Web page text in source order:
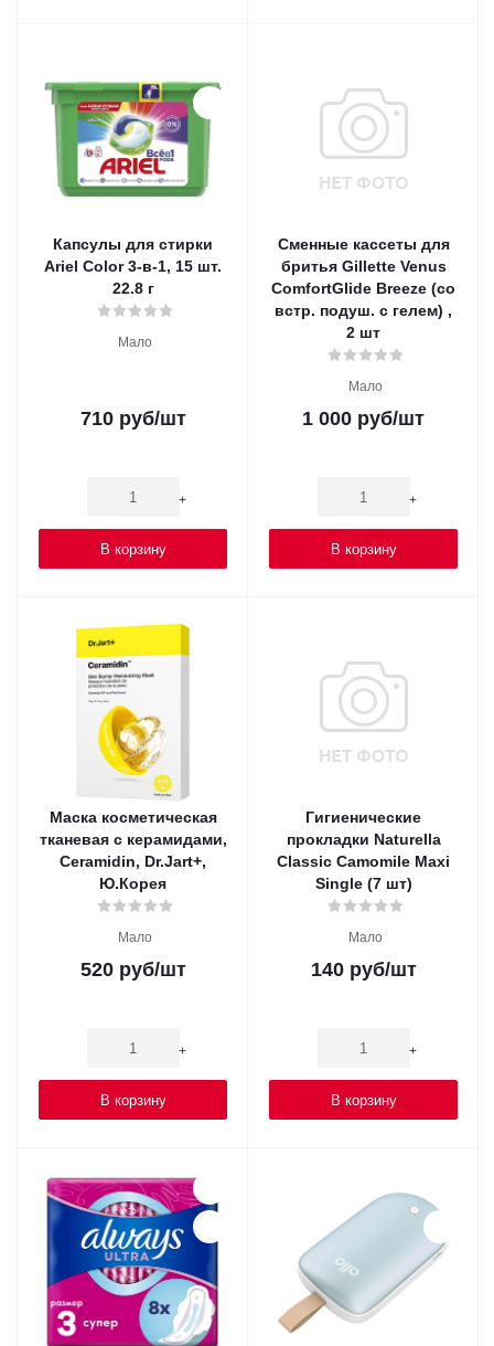
Капсулы для стирки
Ariel Color 3-в-1, 15 шт.
22.8 г
Мало
710руб/шт
+
В корзину
Сменные кассеты для
бритья Gillette Venus
ComfortGlide Breeze (cо
встр. подуш. с гелем) ,
2 шт
Мало
1 000 руб/шт
+
В корзину
Маска косметическая
тканевая с керамидами,
Ceramidin, Dr.Jart+,
Ю.Корея
Мало
520руб/шт
+
В корзину
Гигиенические
прокладки Naturella
Classic Camomile Maxi
Single (7 шт)
Мало
140руб/шт
+
В корзину